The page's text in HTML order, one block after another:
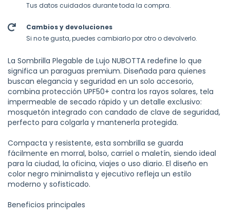
Tus datos cuidados durante toda la compra.
Cambios y devoluciones
Si no te gusta, puedes cambiarlo por otro o devolverlo.
La Sombrilla Plegable de Lujo NUBOTTA redefine lo que
significa un paraguas premium. Diseñada para quienes
buscan elegancia y seguridad en un solo accesorio,
combina protección UPF50+ contra los rayos solares, tela
impermeable de secado rápido y un detalle exclusivo:
mosquetón integrado con candado de clave de seguridad,
perfecto para colgarla y mantenerla protegida.
Compacta y resistente, esta sombrilla se guarda
fácilmente en morral, bolso, carriel o maletín, siendo ideal
para la ciudad, la oficina, viajes o uso diario. El diseño en
color negro minimalista y ejecutivo refleja un estilo
moderno y sofisticado.
Beneficios principales